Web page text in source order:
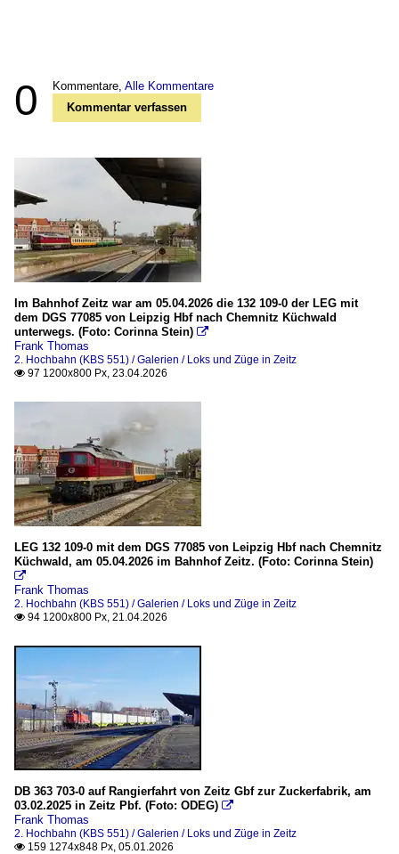
0 Kommentare, Alle Kommentare
Kommentar verfassen
Im Bahnhof Zeitz war am 05.04.2026 die 132 109-0 der LEG mit
dem DGS 77085 von Leipzig Hbf nach Chemnitz Küchwald
unterwegs. (Foto: Corinna Stein) 
Frank Thomas
2. Hochbahn (KBS 551) / Galerien / Loks und Züge in Zeitz
 97 1200x800 Px, 23.04.2026
LEG 132 109-0 mit dem DGS 77085 von Leipzig Hbf nach Chemnitz
Küchwald, am 05.04.2026 im Bahnhof Zeitz. (Foto: Corinna Stein)

Frank Thomas
2. Hochbahn (KBS 551) / Galerien / Loks und Züge in Zeitz
 94 1200x800 Px, 21.04.2026
DB 363 703-0 auf Rangierfahrt von Zeitz Gbf zur Zuckerfabrik, am
03.02.2025 in Zeitz Pbf. (Foto: ODEG) 
Frank Thomas
2. Hochbahn (KBS 551) / Galerien / Loks und Züge in Zeitz
 159 1274x848 Px, 05.01.2026